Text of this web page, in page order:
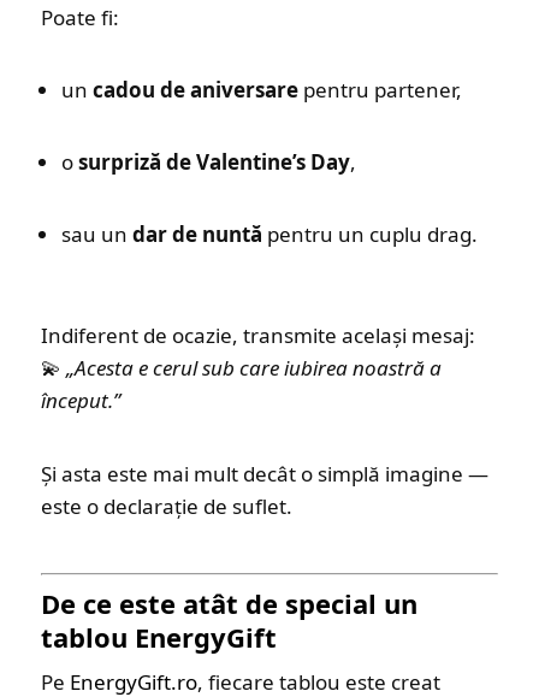
Poate fi:
un cadou de aniversarepentru partener,
osurpriză de Valentine’s Day,
sau un dar de nuntă pentru un cuplu drag.
Indiferent de ocazie, transmite același mesaj:
💫 „Acesta e cerul sub care iubirea noastră a
început.”
Și asta este mai mult decât o simplă imagine —
este o declarație de suflet.
De ce este atât de special un
tablou EnergyGift
Pe EnergyGift.ro, fiecare tablou este creat